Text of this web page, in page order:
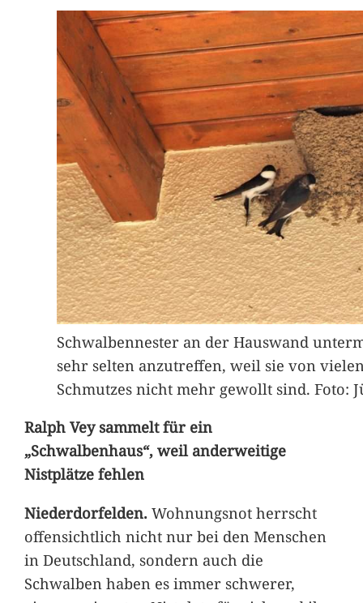
Schwalbennester an der Hauswand
sehr selten anzutreffen, weil sie von
Schmutzes nicht mehr gewollt sind. Foto:
Ralph Vey sammelt für ein
„Schwalbenhaus“, weil anderweitige
Nistplätze fehlen
Niederdorfelden.Wohnungsnot herrscht
offensichtlich nicht nur bei den Menschen
in Deutschland, sondern auch die
Schwalben haben es immer schwerer,